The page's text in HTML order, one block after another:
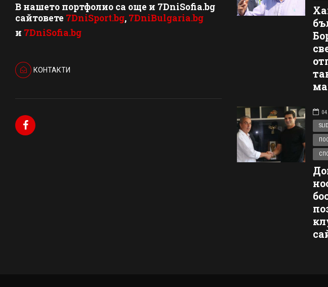
В нашето портфолио са още и 7DniSofia.bg
сайтовете 7DniSport.bg, 7DniBulgaria.bg
и 7DniSofia.bg
КОНТАКТИ